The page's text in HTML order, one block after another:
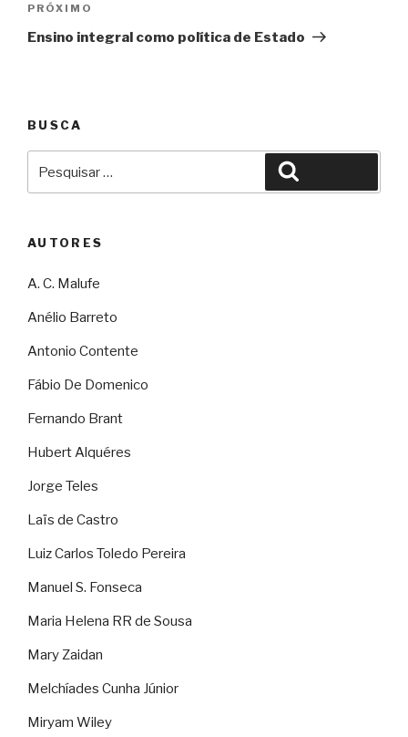
Próximo
PRÓXIMO
Ensino integral como política de Estado
BUSCA
por:
AUTORES
A. C. Malufe
Anélio Barreto
Antonio Contente
Fábio De Domenico
Fernando Brant
Hubert Alquéres
Jorge Teles
Laïs de Castro
Luiz Carlos Toledo Pereira
Manuel S. Fonseca
Maria Helena RR de Sousa
Mary Zaidan
Melchíades Cunha Júnior
Miryam Wiley